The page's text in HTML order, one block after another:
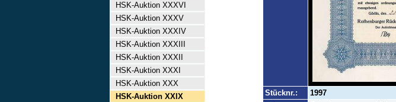
HSK-Auktion XXXVI
HSK-Auktion XXXV
HSK-Auktion XXXIV
HSK-Auktion XXXIII
HSK-Auktion XXXII
HSK-Auktion XXXI
HSK-Auktion XXX
HSK-Auktion XXIX
Stücknr.:
1997